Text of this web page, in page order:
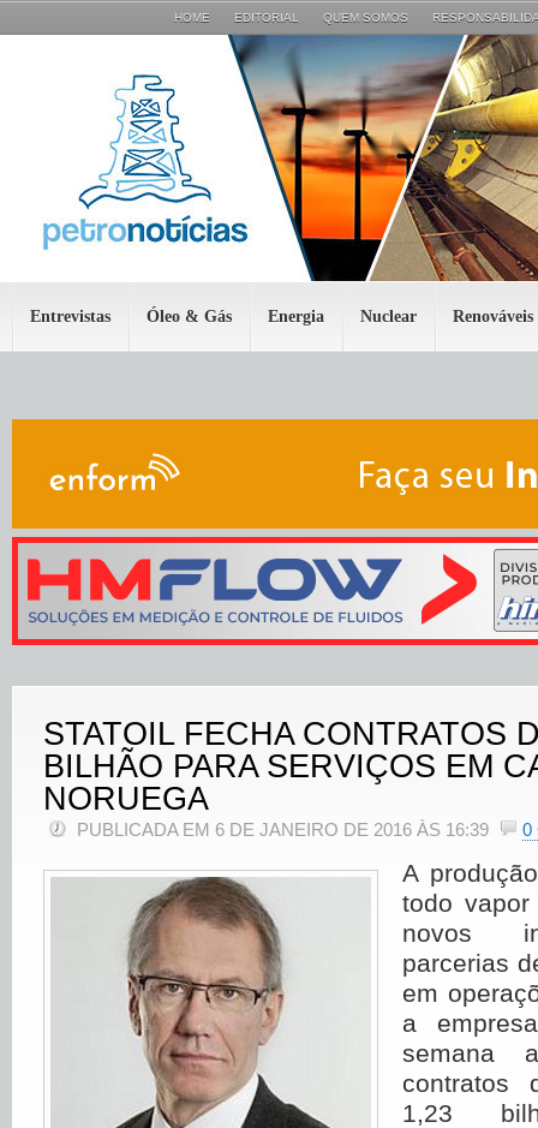
HOME EDITORIAL QUEM SOMOS
Entrevistas Óleo & Gás Energia Nuclear Renováveis
STATOIL FECHA CONTRATOS
BILHÃO PARA SERVIÇOS EM
NORUEGA
PUBLICADA EM 6 DE JANEIRO DE 2016 ÀS 16:39 0
A
todo
novos
parcerias
em
a
semana
contratos
1,23